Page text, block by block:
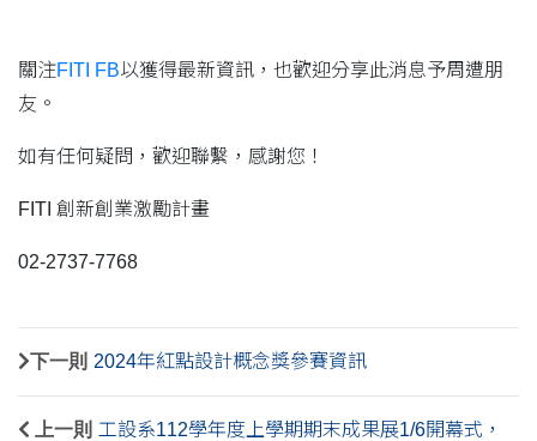
關注FITI FB以獲得最新資訊，也歡迎分享此消息予周遭朋
友。
如有任何疑問，歡迎聯繫，感謝您！
FITI 創新創業激勵計畫
02-2737-7768
下一則 2024年紅點設計概念獎參賽資訊
上一則 工設系112學年度上學期期末成果展1/6開幕式，